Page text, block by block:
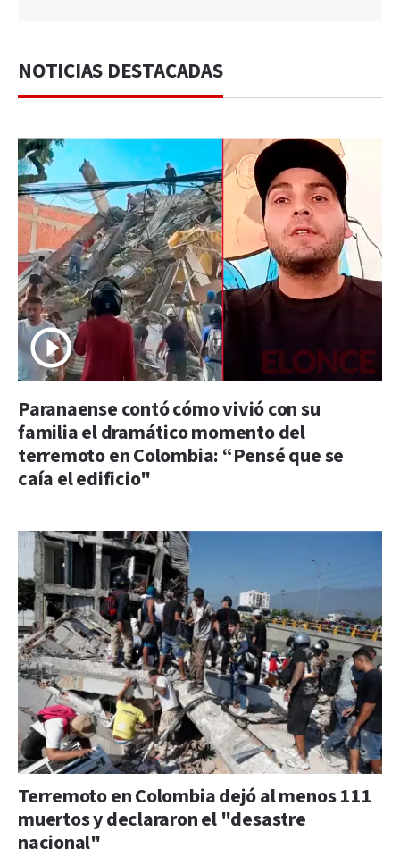
NOTICIAS DESTACADAS
Paranaense contó cómo vivió con su
familia el dramático momento del
terremoto en Colombia: “Pensé que se
caía el edificio"
Terremoto en Colombia dejó al menos 111
muertos y declararon el "desastre
nacional"